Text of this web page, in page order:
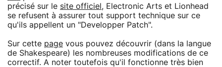
précisé sur le site officiel , Electronic Arts et Lionhead
se refusent à assurer tout support technique sur ce
qu'ils appellent un "Developper Patch".
Sur cette page vous pouvez découvrir (dans la langue
de Shakespeare) les nombreuses modifications de ce
correctif. A noter toutefois qu'il fonctionne très bien